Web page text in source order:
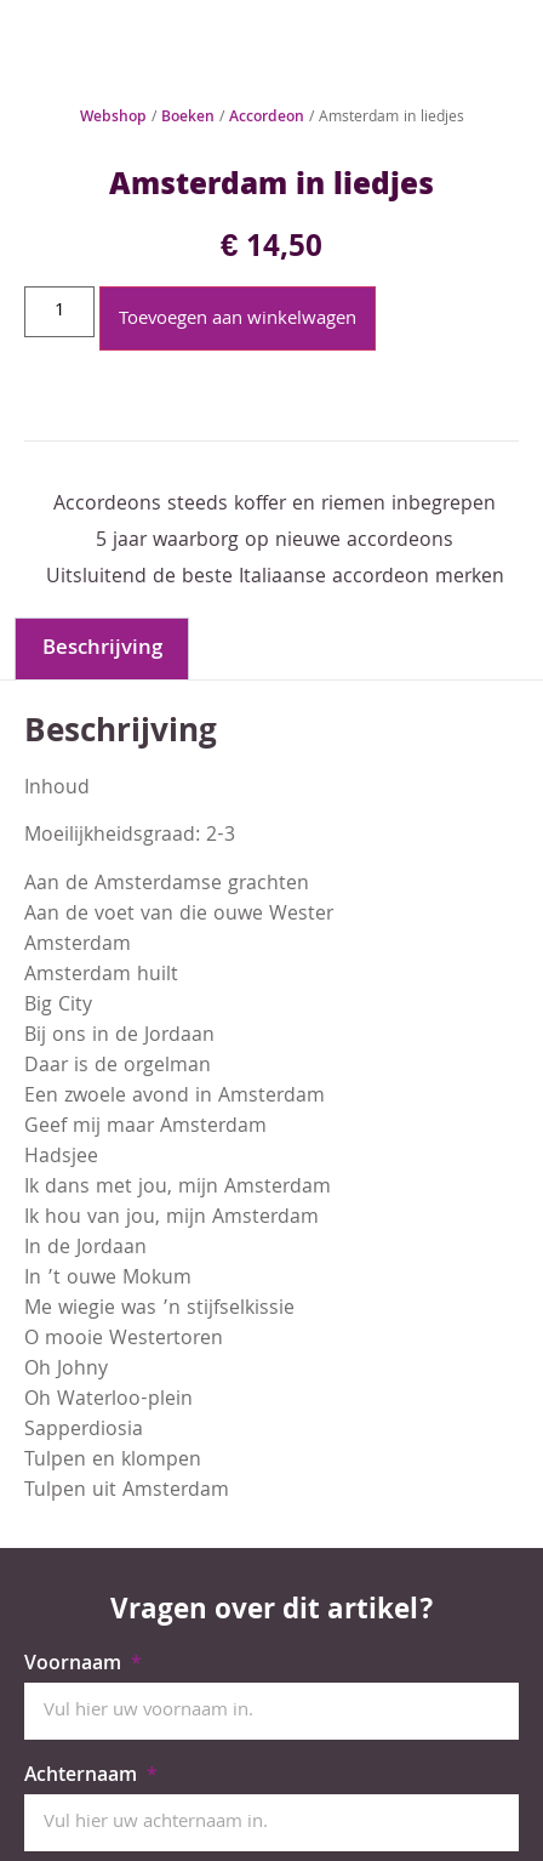
Webshop / Boeken /Accordeon / Amsterdam in liedjes
Amsterdam in liedjes
€14,50
Toevoegen aan winkelwagen
Accordeons steeds koffer en riemen inbegrepen
5 jaar waarborg op nieuwe accordeons
Uitsluitend de beste Italiaanse accordeon merken
Beschrijving
Beschrijving
Inhoud
Moeilijkheidsgraad: 2-3
Aan de Amsterdamse grachten
Aan de voet van die ouwe Wester
Amsterdam
Amsterdam huilt
Big City
Bij ons in de Jordaan
Daar is de orgelman
Een zwoele avond in Amsterdam
Geef mij maar Amsterdam
Hadsjee
Ik dans met jou, mijn Amsterdam
Ik hou van jou, mijn Amsterdam
In de Jordaan
In ’t ouwe Mokum
Me wiegie was ’n stijfselkissie
O mooie Westertoren
Oh Johny
Oh Waterloo-plein
Sapperdiosia
Tulpen en klompen
Tulpen uit Amsterdam
Vragen over dit artikel?
Voornaam
Achternaam